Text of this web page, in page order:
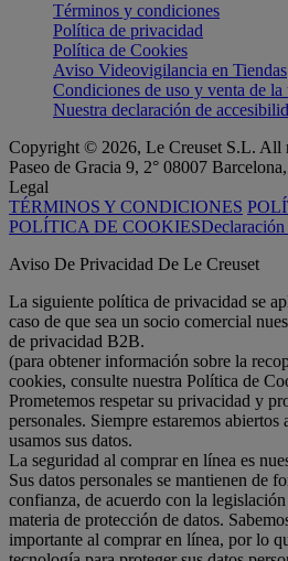
Términos y condiciones
Política de privacidad
Política de Cookies
Aviso Videovigilancia en Tiendas
Condiciones de uso y venta de la
Nuestra declaración de
Copyright © 2026, Le Creuset S.L. All
Paseo de Gracia 9, 2° 08007
Legal
TÉRMINOS Y CONDICIONES
POLÍTICA DE COOKIESDeclaración
Aviso De Privacidad De Le Creuset
La siguiente política de privacidad se
caso de que sea un socio comercial
de privacidad B2B.
(para obtener información sobre la
cookies, consulte nuestra Política de
Prometemos respetar su privacidad y
personales. Siempre estaremos
usamos sus datos.
La seguridad al comprar en línea es
Sus datos personales se mantienen de
confianza, de acuerdo con la
materia de protección de datos.
importante al comprar en línea, por lo